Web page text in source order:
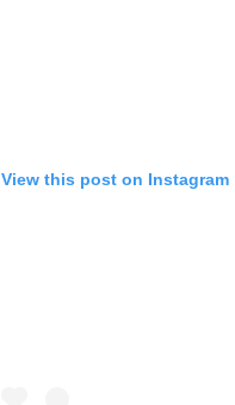
View this post on Instagram